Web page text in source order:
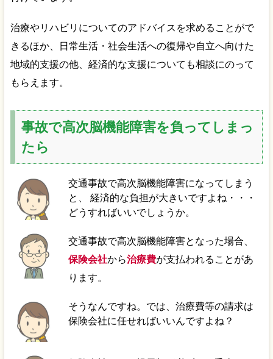
治療やリハビリについてのアドバイスを求めることがで
きるほか、日常生活・社会生活への復帰や自立へ向けた
地域的支援の他、経済的な支援についても相談にのって
もらえます。
事故で高次脳機能障害を負ってしまっ
たら
交通事故で高次脳機能障害になってしまう
と、 経済的な負担が大きいですよね・・・
どうすればいいでしょうか。
交通事故で高次脳機能障害となった場合、
保険会社から治療費が支払われることがあ
ります。
そうなんですね。では、治療費等の請求は
保険会社に任せればいいんですよね？